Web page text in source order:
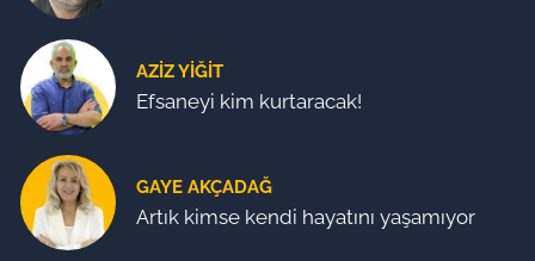
AZIZ YIĞIT
Efsaneyi kim kurtaracak!
GAYE AKÇADAĞ
Artık kimse kendi hayatını yaşamıyor